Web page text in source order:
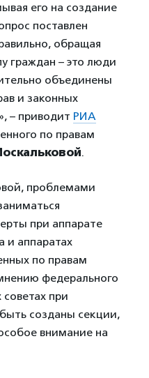
его на создание
поставлен
обращая
граждан – это люди
объединены
и законных
– приводит РИА
по правам
.
проблемами
при аппарате
и аппаратах
по правам
федерального
при
созданы секции,
внимание на